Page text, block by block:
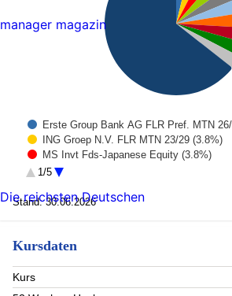
Erste Group Bank AG FLR Pref. MTN
ING Groep N.V. FLR MTN 23/29 (3.8%)
MS Invt Fds-Japanese Equity (3.8%)
Chubb INA Holdings LLC. Notes 18/28
Standard Chartered PLC FLR MTN 26/32
Realty Income Corp. Notes 23/30 (3.3%)
1/5
Stand: 30.06.2026
Kursdaten
Kurs
manager magazin
Die reichsten Deutschen